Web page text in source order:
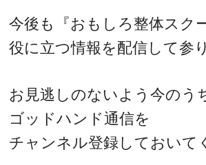
今後も『おもしろ整体スク
役に立つ情報を配信して参
お見逃しのないよう今のう
ゴッドハンド通信を
チャンネル登録しておいて